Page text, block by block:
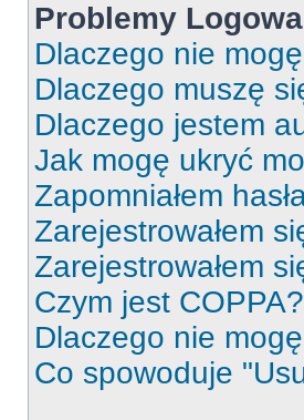
Problemy
Dlaczego nie
Dlaczego muszę
Dlaczego jestem
Jak mogę ukryć
Zapomniałem
Zarejestrowałem
Zarejestrowałem
Czym jest COPPA?
Dlaczego nie
Co spowoduje